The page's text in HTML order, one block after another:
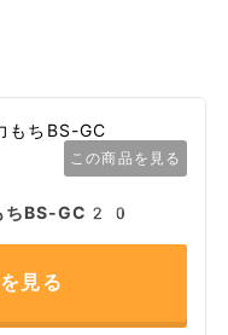
この商品を見る
ちBS-GC20
見る